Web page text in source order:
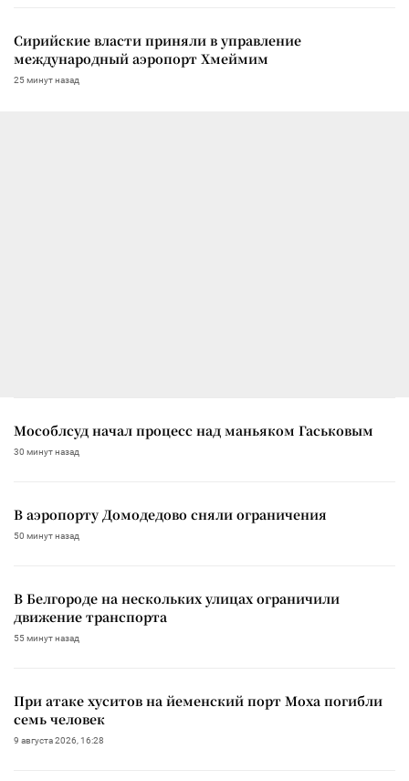
Сирийские власти приняли в управление
международный аэропорт Хмеймим
25 минут назад
Мособлсуд начал процесс над маньяком Гаськовым
30 минут назад
В аэропорту Домодедово сняли ограничения
50 минут назад
В Белгороде на нескольких улицах ограничили
движение транспорта
55 минут назад
При атаке хуситов на йеменский порт Моха погибли
семь человек
9 августа 2026, 16:28